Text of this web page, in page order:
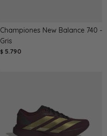
Championes New Balance 740 -
Gris
$ 5.790